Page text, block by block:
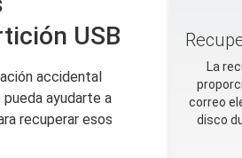
USB
accidental
ayudarte a
recuperar esos
La
correo
disco